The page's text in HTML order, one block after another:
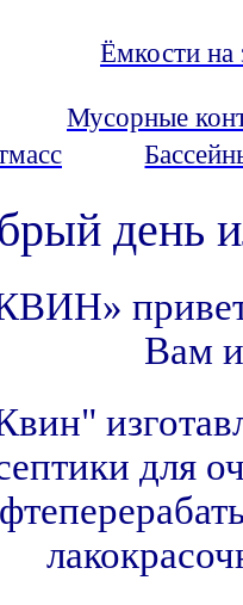
Ёмкости на
Мусорные
день
Вам
для